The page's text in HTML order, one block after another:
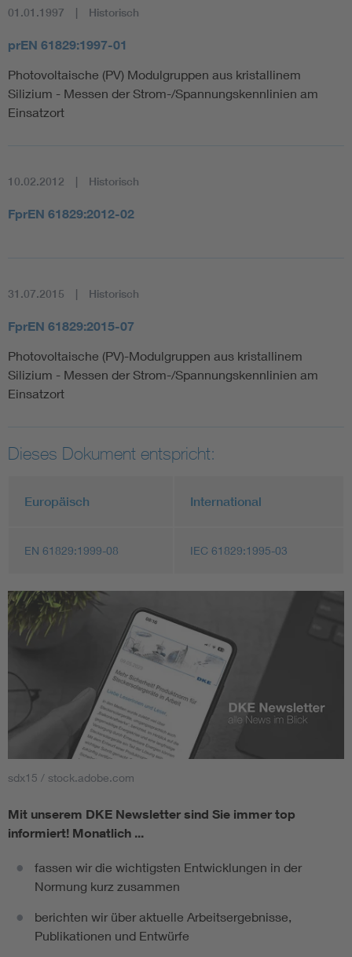
01.01.1997 Historisch
prEN 61829:1997-01
Photovoltaische (PV) Modulgruppen aus kristallinem
Silizium - Messen der Strom-/Spannungskennlinien am
Einsatzort
10.02.2012 Historisch
FprEN 61829:2012-02
31.07.2015 Historisch
FprEN 61829:2015-07
Photovoltaische (PV)-Modulgruppen aus kristallinem
Silizium - Messen der Strom-/Spannungskennlinien am
Einsatzort
Dieses Dokument entspricht:
Europäisch International
EN 61829:1999-08 IEC 61829:1995-03
sdx15 / stock.adobe.com
Mit unserem DKE Newsletter sind Sie immer top
informiert! Monatlich ...
fassen wir die wichtigsten Entwicklungen in der
Normung kurz zusammen
berichten wir über aktuelle Arbeitsergebnisse,
Publikationen und Entwürfe